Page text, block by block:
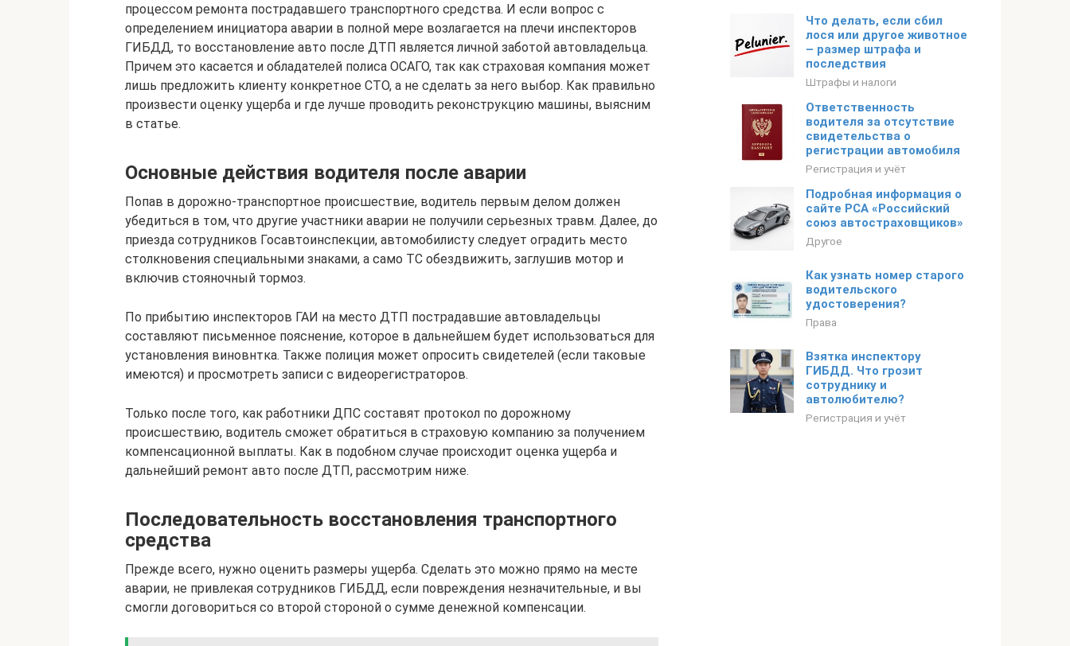
процессом ремонта пострадавшего транспортного средства. И если вопрос с
определением инициатора аварии в полной мере возлагается на плечи инспекторов
ГИБДД, то восстановление авто после ДТП является личной заботой автовладельца.
Причем это касается и обладателей полиса ОСАГО, так как страховая компания может
лишь предложить клиенту конкретное СТО, а не сделать за него выбор. Как правильно
произвести оценку ущерба и где лучше проводить реконструкцию машины, выясним
в статье.
Основные действия водителя после аварии
Попав в дорожно-транспортное происшествие, водитель первым делом должен
убедиться в том, что другие участники аварии не получили серьезных травм. Далее, до
приезда сотрудников Госавтоинспекции, автомобилисту следует оградить место
столкновения специальными знаками, а само ТС обездвижить, заглушив мотор и
включив стояночный тормоз.
По прибытию инспекторов ГАИ на место ДТП пострадавшие автовладельцы
составляют письменное пояснение, которое в дальнейшем будет использоваться для
установления виновнтка. Также полиция может опросить свидетелей (если таковые
имеются) и просмотреть записи с видеорегистраторов.
Только после того, как работники ДПС составят протокол по дорожному
происшествию, водитель сможет обратиться в страховую компанию за получением
компенсационной выплаты. Как в подобном случае происходит оценка ущерба и
дальнейший ремонт авто после ДТП, рассмотрим ниже.
Последовательность восстановления транспортного
средства
Прежде всего, нужно оценить размеры ущерба. Сделать это можно прямо на месте
аварии, не привлекая сотрудников ГИБДД, если повреждения незначительные, и вы
смогли договориться со второй стороной о сумме денежной компенсации.
Что делать, если сбил
лося или другое животное
– размер штрафа и
последствия
Штрафы и налоги
Ответственность
водителя за отсутствие
свидетельства о
регистрации автомобиля
Регистрация и учёт
Подробная информация о
сайте РСА «Российский
союз автостраховщиков»
Другое
Как узнать номер старого
водительского
удостоверения?
Права
Взятка инспектору
ГИБДД. Что грозит
сотруднику и
автолюбителю?
Регистрация и учёт